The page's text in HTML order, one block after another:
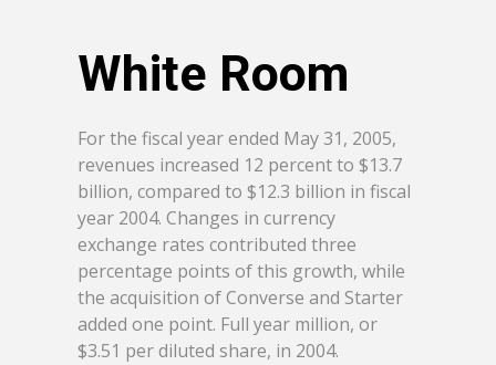
White Room
For the fiscal year ended May 31, 2005,
revenues increased 12 percent to $13.7
billion, compared to $12.3 billion in fiscal
year 2004. Changes in currency
exchange rates contributed three
percentage points of this growth, while
the acquisition of Converse and Starter
added one point. Full year million, or
$3.51 per diluted share, in 2004.